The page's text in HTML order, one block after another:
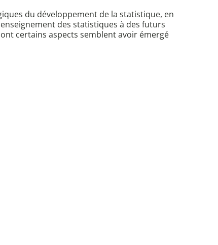
du développement de la statistique, en
des statistiques à des futurs
certains aspects semblent avoir émergé